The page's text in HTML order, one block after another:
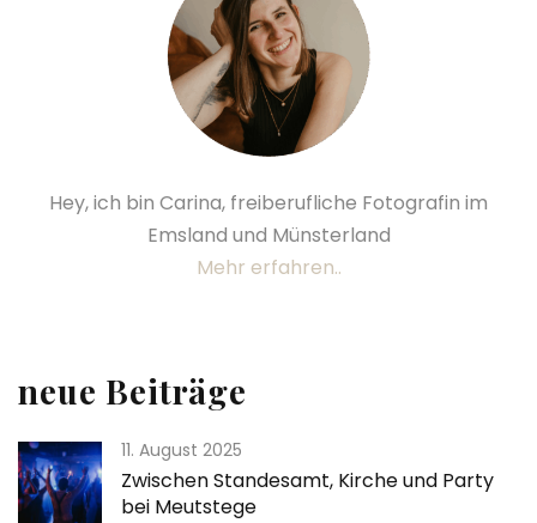
Hey, ich bin Carina, freiberufliche Fotografin im
Emsland und Münsterland
Mehr erfahren..
neue Beiträge
11. August 2025
Zwischen Standesamt, Kirche und Party
bei Meutstege